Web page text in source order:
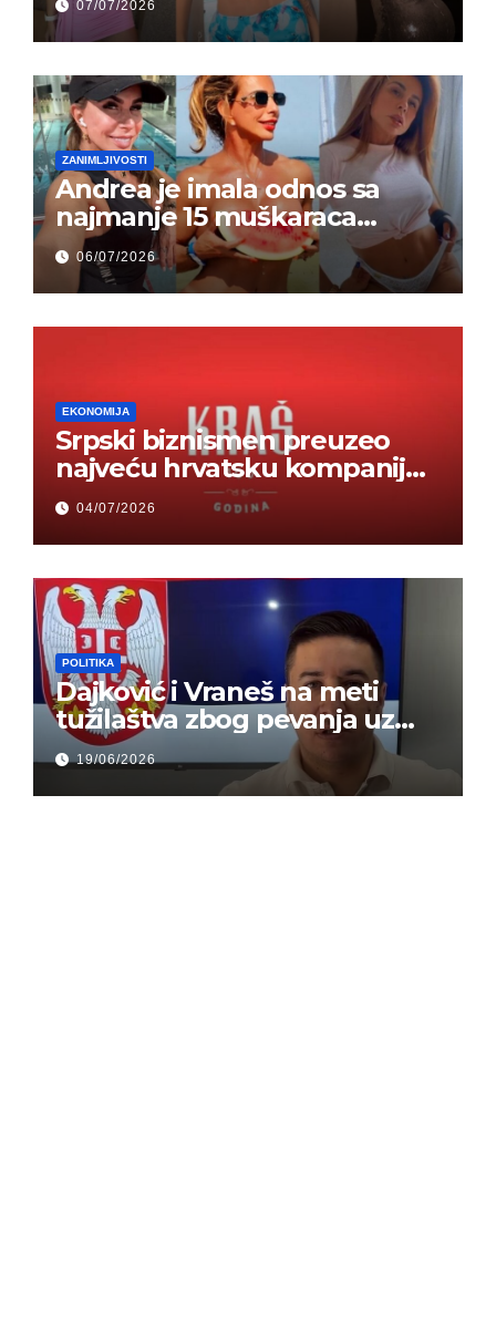
07/07/2026
ZANIMLJIVOSTI
Andrea je imala odnos sa
najmanje 15 muškaraca
odjednom – „Doktor mi je
rekao…“ (FOTO)
06/07/2026
EKONOMIJA
Srpski biznismen preuzeo
najveću hrvatsku kompaniju i
ponos zemlje – Hrvati ne
mogu da veruju
04/07/2026
POLITIKA
Dajković i Vraneš na meti
tužilaštva zbog pevanja uz
gusle
19/06/2026